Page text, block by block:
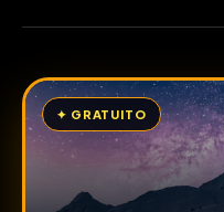
✦ GRATUITO